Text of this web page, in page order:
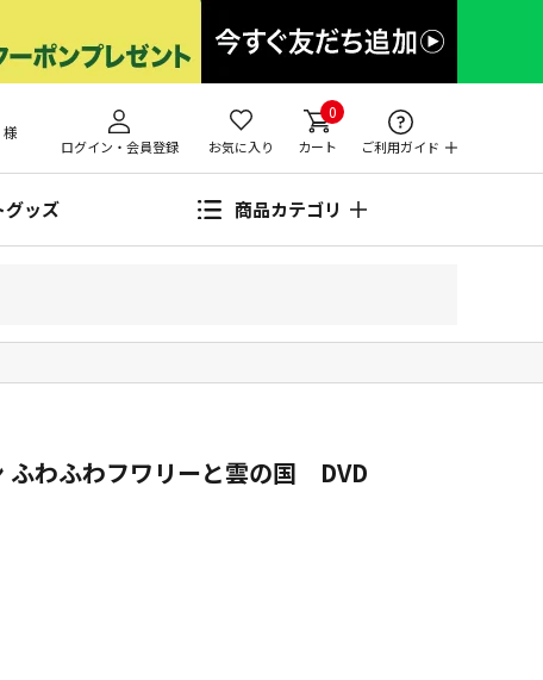
様
ログイン・会員登録 お気に入り
0
カート ご利用ガイド
グッズ 商品カテゴリ
ふわふわフワリーと雲の国 DVD